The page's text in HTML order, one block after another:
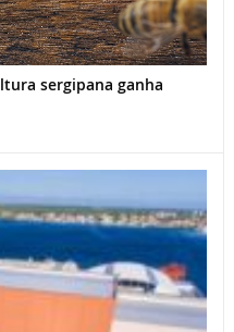
sergipana ganha